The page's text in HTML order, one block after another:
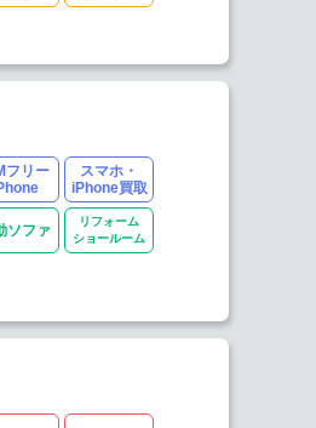
フリー
スマホ・
iPhone買取
ソファ
リフォーム
ショールーム